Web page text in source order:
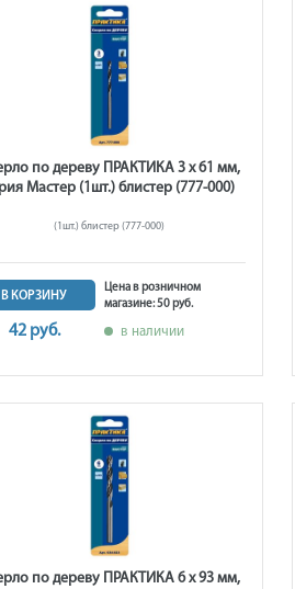
по дереву ПРАКТИКА 3 x 61 мм,
Мастер (1шт.) блистер (777-000)
(1шт.) блистер (777-000)
В КОРЗИНУ
42 руб.
Цена в розничном
магазине: 50 руб.
в наличии
по дереву ПРАКТИКА 6 х 93 мм,